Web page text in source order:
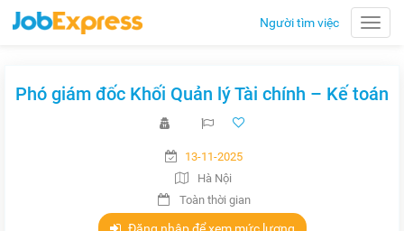
Toggle
Người tìm việc
Phó giám đốc Khối Quản lý Tài chính – Kế toán
13-11-2025
Hà Nội
Toàn thời gian